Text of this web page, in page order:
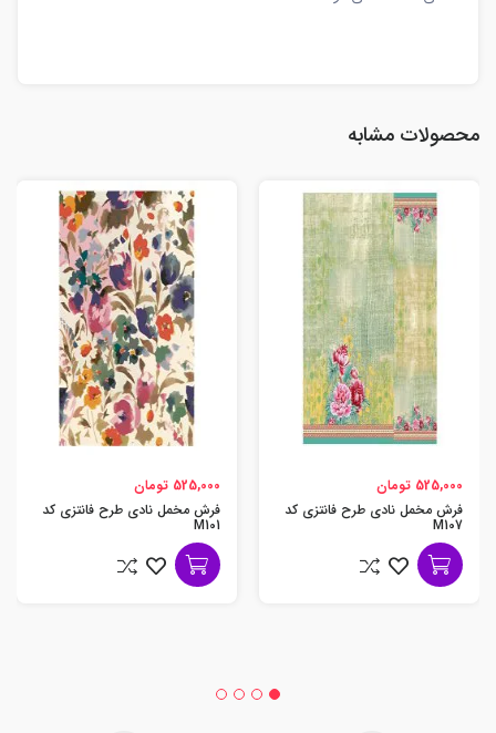
محصولات مشابه
525,000 تومان
فرش مخمل نادی طرح فانتزی کد
M107
525,000 تومان
فرش مخمل نادی طرح فانتزی کد
M101